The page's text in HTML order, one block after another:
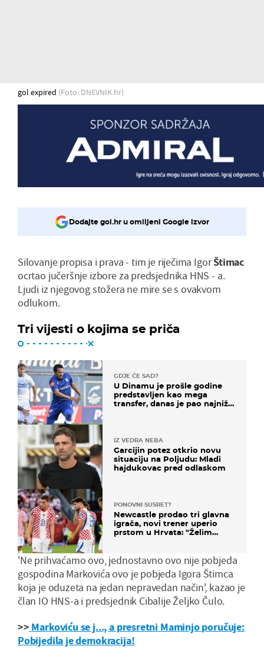
gol expired (Foto: DNEVNIK.hr)
Dodajte gol.hr u omiljeni Google izvor
Silovanje propisa i prava - tim je riječima IgorŠtimac
ocrtao jučeršnje izbore za predsjednika HNS - a.
Ljudi iz njegovog stožera ne mire se s ovakvom
odlukom.
Tri vijesti o kojima se priča
GDJE ĆE SAD?
U Dinamu je prošle godine
predstavljen kao mega
transfer, danas je pao najniže
IZ VEDRA NEBA
Garcijin potez otkrio novu
situaciju na Poljudu: Mladi
hajdukovac pred odlaskom
PONOVNI SUSRET?
Newcastle prodao tri glavna
igrača, novi trener uperio
prstom u Hrvata: "Želim
'Ne prihvaćamo ovo, jednostavno ovo nije pobjeda
gospodina Markovića ovo je pobjeda Igora Štimca
koja je oduzeta na jedan nepravedan način', kazao je
član IO HNS-a i predsjednik Cibalije Željko Čulo.
>> Markoviću se j..., a presretni Maminjo poručuje:
Pobijedila je demokracija!